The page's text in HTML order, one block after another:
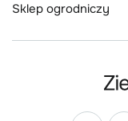
Sklep ogrodniczy